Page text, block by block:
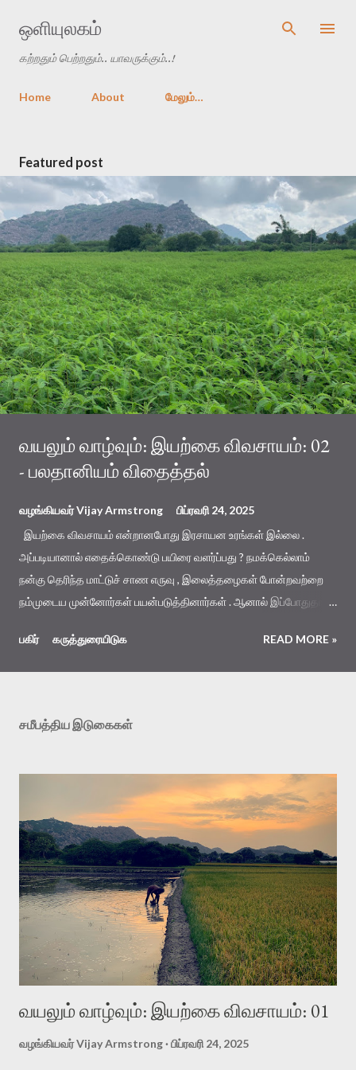
ஒளியுலகம்
கற்றதும் பெற்றதும்.. யாவருக்கும்..!
Home About மேலும்…
டு
கை
க
ள்
Featured post
வயலும் வாழ்வும்: இயற்கை விவசாயம்: 02
- பலதானியம் விதைத்தல்
வழங்கியவர்Vijay Armstrong
பிப்ரவரி 24, 2025
இயற்கை விவசாயம் என்றானபோது இரசாயன உரங்கள் இல்லை .
அப்படியானால் எதைக்கொண்டு பயிரை வளர்ப்பது ? நமக்கெல்லாம்
நன்கு தெரிந்த மாட்டுச் சாண எருவு , இலைத்தழைகள் போன்றவற்றை
நம்முடைய முன்னோர்கள் பயன்படுத்தினார்கள் . ஆனால் இப்போதுதான்
இலைத்தழை வேண்டுமானால் , வயலைச்சுற்றி பல்வேறு மரங்கள் இருக்க
எல்லாம் மறைந்துவிட்டன . இவற்றை மீட்டெடுப்பது முதல் வேலையானது .
அதற்குப் பெயர் பல தானிய விதைப்பு . சிறு தானிய வகை களில் நாட்டுச்
சோளம் , நாட்டு கம்பு , தினை , சாமை , குதிரைவாலி , பயிறு வகைகளில்
உளுந்து , பாசி பயறு , தட்டைப் பயறு , கொண்டைக் கடலை , துவரை ,
கொத்தவரை , நரிப்பயறு , எண்ணெய் வித்துக்களில் எள் , நிலக்கடலை ,
சூரியகாந...
பகிர் கருத்துரையிடுக READ MORE »
சமீபத்திய இடுகைகள்
வயலும் வாழ்வும்: இயற்கை விவசாயம்: 01
வழங்கியவர்Vijay Armstrong பிப்ரவரி 24, 2025